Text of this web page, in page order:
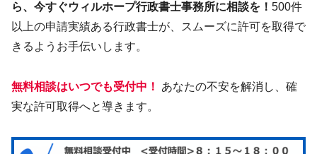
ら、今すぐウィルホープ行政書士事務所に相談を！ 500件
以上の申請実績ある行政書士が、スムーズに許可を取得で
きるようお手伝いします。
無料相談はいつでも受付中！
あなたの不安を解消し、確
実な許可取得へと導きます。